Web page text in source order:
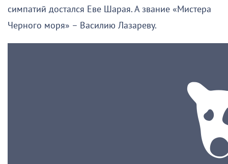
симпатий достался Еве Шарая. А звание «Мистера
Черного моря» – Василию Лазареву.